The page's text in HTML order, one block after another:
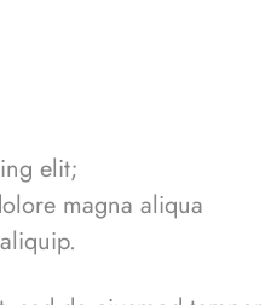
elit;
magna aliqua